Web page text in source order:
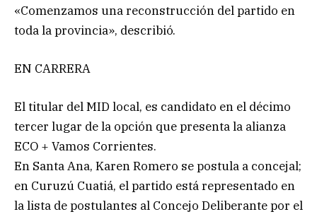
«Comenzamos una reconstrucción del partido en
toda la provincia», describió.
EN CARRERA
El titular del MID local, es candidato en el décimo
tercer lugar de la opción que presenta la alianza
ECO + Vamos Corrientes.
En Santa Ana, Karen Romero se postula a concejal;
en Curuzú Cuatiá, el partido está representado en
la lista de postulantes al Concejo Deliberante por el